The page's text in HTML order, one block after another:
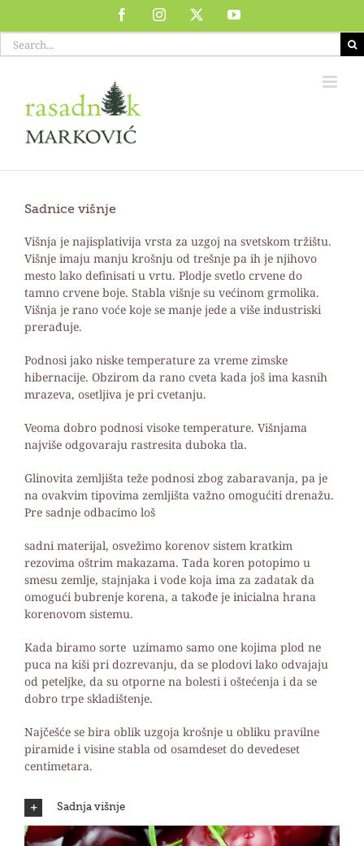
content
FacebookInstagram YouTube
Search
for:
Sadnice višnje
Višnja je najisplativija vrsta za uzgoj na svetskom tržištu.
Višnje imaju manju krošnju od trešnje pa ih je njihovo
mesto lako definisati u vrtu. Plodje svetlo crvene do
tamno crvene boje. Stabla višnje su većinom grmolika.
Višnja je rano voće koje se manje jede a više industriski
prerađuje.
Podnosi jako niske temperature za vreme zimske
hibernacije. Obzirom da rano cveta kada još ima kasnih
mrazeva, osetljiva je pri cvetanju.
Veoma dobro podnosi visoke temperature. Višnjama
najviše odgovaraju rastresita duboka tla.
Glinovita zemljišta teže podnosi zbog zabaravanja, pa je
na ovakvim tipovima zemljišta važno omogućiti drenažu.
Pre sadnje odbacimo loš
sadni materijal, osvežimo korenov sistem kratkim
rezovima oštrim makazama. Tada koren potopimo u
smesu zemlje, stajnjaka i vode koja ima za zadatak da
omogući bubrenje korena, a takođe je inicialna hrana
korenovom sistemu.
Kada biramo sorte uzimamo samo one kojima plod ne
puca na kiši pri dozrevanju, da se plodovi lako odvajaju
od peteljke, da su otporne na bolesti i oštećenja i da se
dobro trpe skladištenje.
Najčešće se bira oblik uzgoja krošnje u obliku pravilne
piramide i visine stabla od osamdeset do devedeset
centimetara.
Sadnja višnje